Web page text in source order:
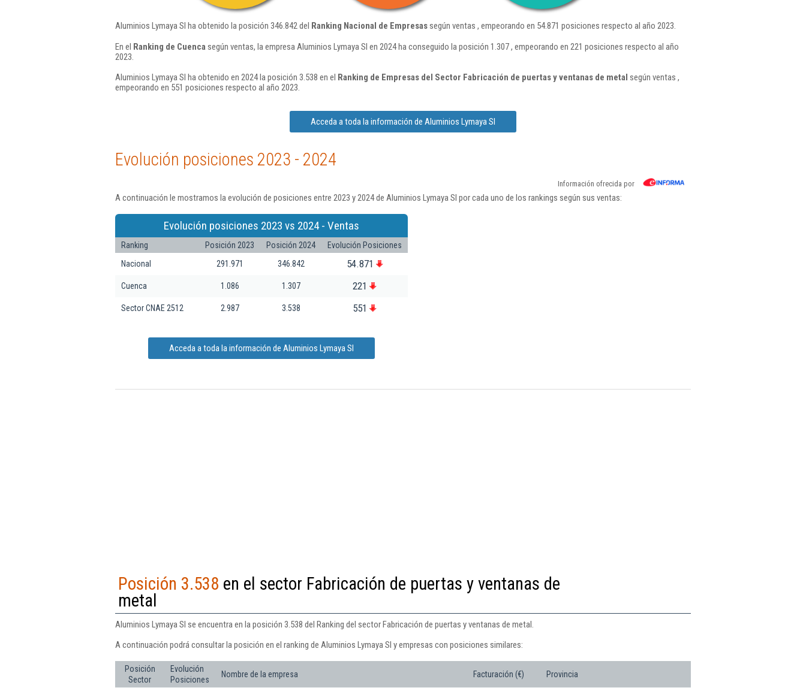
Aluminios Lymaya Sl ha obtenido la posición 346.842 del Ranking Nacional de Empresassegún ventas , empeorando en 54.871 posiciones respecto al año 2023.
En el Ranking de Cuenca según ventas, la empresa Aluminios Lymaya Sl en 2024 ha conseguido la posición 1.307 , empeorando en 221 posiciones respecto al año
2023.
Aluminios Lymaya Sl ha obtenido en 2024 la posición 3.538 en el Ranking de Empresas del Sector Fabricación de puertas y ventanas de metal según ventas ,
empeorando en 551 posiciones respecto al año 2023.
Acceda a toda la información de Aluminios Lymaya Sl
Evolución posiciones 2023 - 2024
Información ofrecida por
A continuación le mostramos la evolución de posiciones entre 2023 y 2024 de Aluminios Lymaya Sl por cada uno de los rankings según sus ventas:
Evolución posiciones 2023 vs 2024 - Ventas
Ranking Posición 2023 Posición 2024
Evolución Posiciones
Nacional
291.971 346.842 54.871
Cuenca 1.086 1.307 221
Sector CNAE 2512 2.987 3.538 551
Acceda a toda la información de Aluminios Lymaya Sl
Posición 3.538 en el sector Fabricación de puertas y ventanas de
metal
Aluminios Lymaya Sl se encuentra en la posición 3.538 del Ranking del sector Fabricación de puertas y ventanas de metal.
A continuación podrá consultar la posición en el ranking de Aluminios Lymaya Sl y empresas con posiciones similares:
Posición
Sector
Evolución
Posiciones
Nombre de la empresa Facturación (€) Provincia